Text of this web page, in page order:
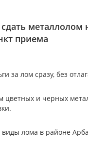
металлолом
приема
за лом сразу, без
цветных и черных
виды лома в районе